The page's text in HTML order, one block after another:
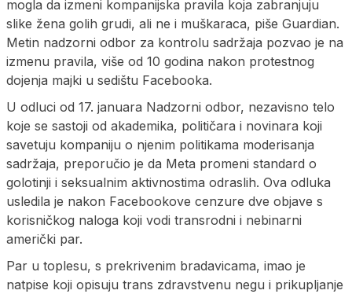
mogla da izmeni kompanijska pravila koja zabranjuju
slike žena golih grudi, ali ne i muškaraca, piše Guardian.
Metin nadzorni odbor za kontrolu sadržaja pozvao je na
izmenu pravila, više od 10 godina nakon protestnog
dojenja majki u sedištu Facebooka.
U odluci od 17. januara Nadzorni odbor, nezavisno telo
koje se sastoji od akademika, političara i novinara koji
savetuju kompaniju o njenim politikama moderisanja
sadržaja, preporučio je da Meta promeni standard o
golotinji i seksualnim aktivnostima odraslih. Ova odluka
usledila je nakon Facebookove cenzure dve objave s
korisničkog naloga koji vodi transrodni i nebinarni
američki par.
Par u toplesu, s prekrivenim bradavicama, imao je
natpise koji opisuju trans zdravstvenu negu i prikupljanje